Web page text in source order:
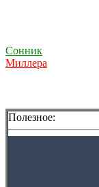
Сонник
Миллера
Полезное: